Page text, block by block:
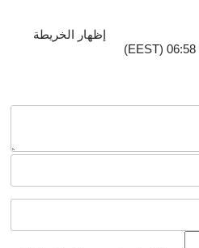
إظهار الخريطة